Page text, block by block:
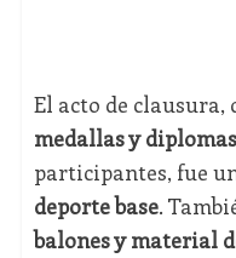
El acto de clausura,
medallas y diplomas
participantes, fue
deporte base.
balones y material